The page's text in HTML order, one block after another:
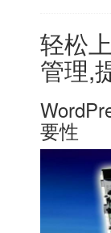
轻松
管理,
要性